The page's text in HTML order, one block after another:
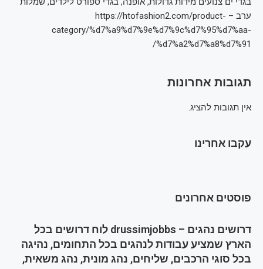
ערב – https://htofashion2.com/product-
category/%d7%a9%d7%9e%d7%9c%d7%95%d7%aa-
%d7%a2%d7%a8%d7%91/
תגובות אחרונות
אין תגובות להציג.
עקבו אחרינו
פוסטים אחרונים
דרושים נהגים – drussimjobbs לוח דרושים בכל
הארץ שמציע עבודות לנהגים בכל התחומים, נהיגה
בכל סוגי הרכבים, שליחים, נהג מונית, נהג משאית,